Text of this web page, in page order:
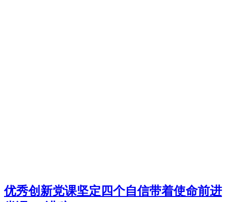
优秀创新党课坚定四个自信带着使命前进